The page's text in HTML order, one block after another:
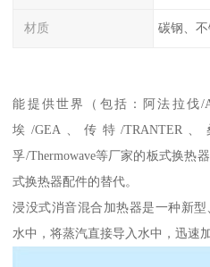
材质 碳钢、
能提供世界（包括：阿法拉伐/
埃/GEA、传特/TRANTER
孚/Thermowave等厂家的板式换热
式换热器配件的替代。
浸没式消音混合加热器是一种新
水中，将蒸汽直接导入水中，迅速加